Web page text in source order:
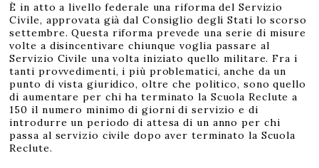
È in atto a livello federale una riforma del Servizio
Civile, approvata già dal Consiglio degli Stati lo scorso
settembre. Questa riforma prevede una serie di misure
volte a disincentivare chiunque voglia passare al
Servizio Civile una volta iniziato quello militare. Fra i
tanti provvedimenti, i più problematici, anche da un
punto di vista giuridico, oltre che politico, sono quello
di aumentare per chi ha terminato la Scuola Reclute a
150 il numero minimo di giorni di servizio e di
introdurre un periodo di attesa di un anno per chi
passa al servizio civile dopo aver terminato la Scuola
Reclute.